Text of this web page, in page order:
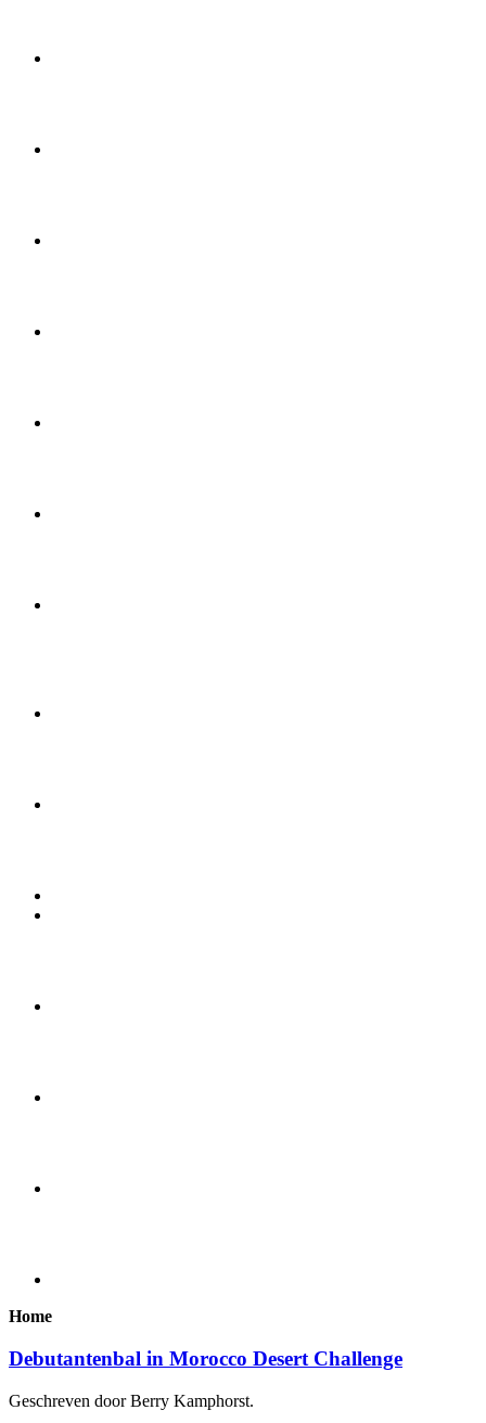
Home
Debutantenbal in Morocco Desert Challenge
Geschreven door Berry Kamphorst.